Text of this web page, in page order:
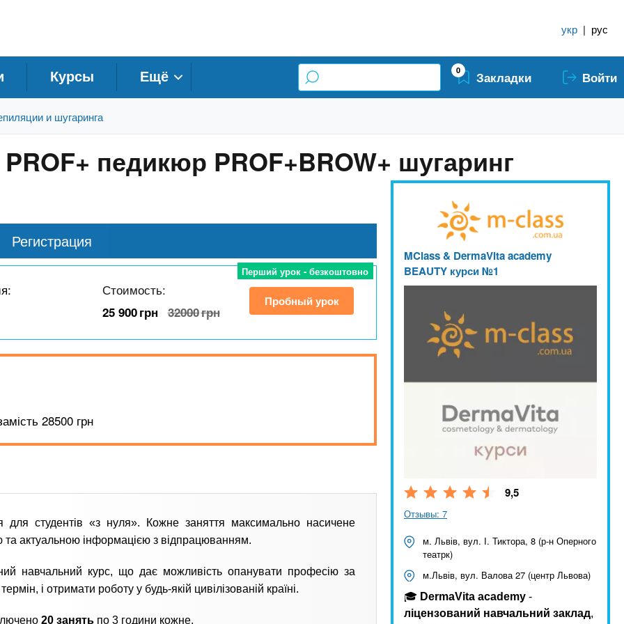
укр | рус
Курсы Ещё 0 Закладки Войти
и шугаринга
педикюр PROF+BROW+ шугаринг
Регистрация
Перший урок - безкоштовно
Стоимость:
25 900грн 32000грн
Пробный урок
28500 грн
для студентів «з нуля». Кожне заняття максимально насичене
та актуальною інформацією з відпрацюванням.
навчальний курс, що дає можливість опанувати професію за
і отримати роботу у будь-якій цивілізованій країні.
20 занять по 3 години кожне.
MClass & DermaVita academy
BEAUTY курси №1
9,5
Отзывы: 7
м. Львів, вул. І. Тиктора, 8 (р-н Оперного
театрк)
м.Львів, вул. Валова 27 (центр Львова)
🎓 DermaVita academy -
ліцензований навчальний заклад,